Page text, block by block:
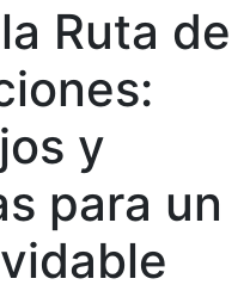
Ruta de
y
para un